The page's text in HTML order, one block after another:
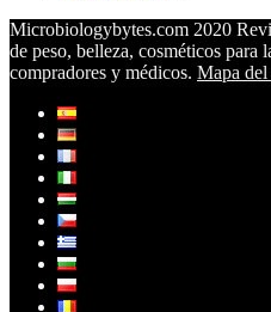
Microbiologybytes.com 2020
de peso, belleza, cosméticos para
compradores y médicos. Mapa